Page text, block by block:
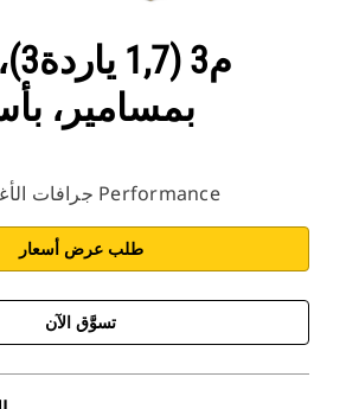
بمسامير،
جرافات الأغراض العامة - الفئة Performance
طلب عرض أسعار
تسوَّق الآن